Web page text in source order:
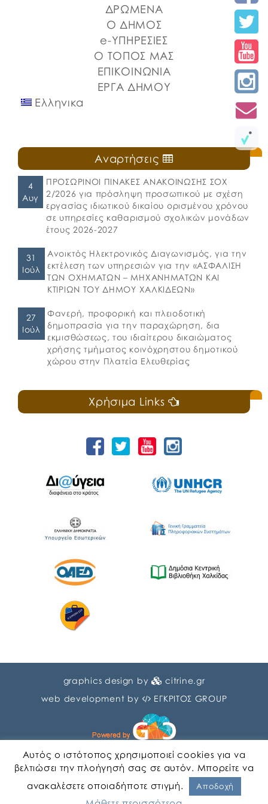
⚓️Η επίσημη έναρξη πραγματοποιήθηκε με την
ΔΡΩΜΕΝΑ
Ο ΔΗΜΟΣ
e-ΥΠΗΡΕΣΙΕΣ
Ο ΤΟΠΟΣ ΜΑΣ
ΕΠΙΚΟΙΝΩΝΙΑ
ΕΡΓΑ ΔΗΜΟΥ
Ελληνικα
Αναρτήσεις
4
Αυγ
ΠΡΟΣΩΡΙΝΟΙ ΠΙΝΑΚΕΣ ΑΝΑΚΟΙΝΩΣΗΣ ΣΟΧ
2/2026 για πρόσληψη προσωπικού με σχέση
εργασίας ιδιωτικού δικαίου ορισμένου χρόνου
σε υπηρεσίες καθαρισμού σχολικών μονάδων
έτους 2026-2027
31
Ιούλ
Ανοικτός Ηλεκτρονικός Διαγωνισμός, για την
εκτέλεση των υπηρεσιών για την «ΑΣΦΑΛΙΣΗ
ΤΩΝ ΟΧΗΜΑΤΩΝ – ΜΗΧΑΝΗΜΑΤΩΝ ΚΑΙ
ΚΤΙΡΙΩΝ ΤΟΥ ΔΗΜΟΥ ΧΑΛΚΙΔΕΩΝ»
27
Ιούλ
Φανερή, προφορική και πλειοδοτική
δημοπρασία για την παραχώρηση, δια
εκμισθώσεως, του ιδιαίτερου δικαιώματος
χρήσης τμήματος κοινόχρηστου δημοτικού
χώρου στην Πλατεία Ελευθερίας
Χρήσιμα Links
graphics design by
citrine.gr
web development by
ΕΓΚΡΙΤΟΣ GROUP
Αυτός ο ιστότοπος χρησιμοποιεί cookies για να
βελτιώσει την πλοήγησή σας σε αυτόν. Μπορείτε να
ανακαλέσετε οποιαδήποτε στιγμή.
Αποδοχή
Αγγλικα Ελληνικα